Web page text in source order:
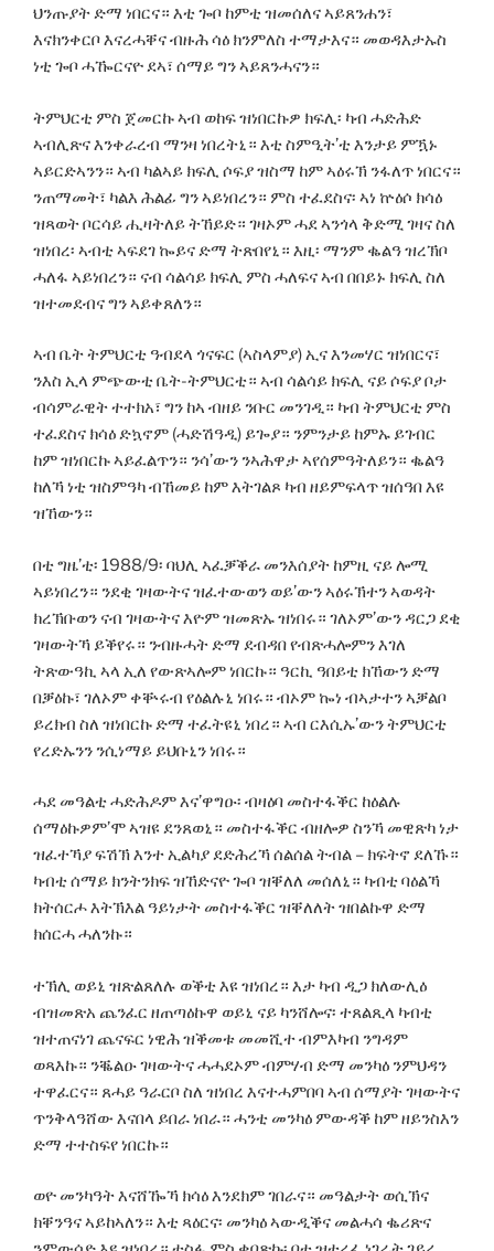
ህንጡያት ድማ ነበርና። እቲ ጐቦ ከምቲ ዝመሰለና ኣይጸንሐን፣
እናክንቀርቦ እናረሓቐና ብዙሕ ሳዕ ክንምለስ ተማታእና። መወዳእታኡስ
ነቲ ጐቦ ሓዀርናዮ ደኣ፣ ሰማይ ግን ኣይጸንሓናን።
ትምህርቲ ምስ ጀመርኩ ኣብ ወከፍ ዝነበርኩዎ ክፍሊ፡ ካብ ሓድሕድ
ኣብሊጽና እንቀራረብ ማንዛ ነበረትኒ። እቲ ስምዒት’ቲ እንታይ ምዃኑ
ኣይርድኣንን። ኣብ ካልኣይ ክፍሊ ሶፍያ ዝስማ ከም ኣዕሩኽ ንፋለጥ ነበርና።
ንጠማመት፣ ካልእ ሕልፊ ግን ኣይነበረን። ምስ ተፈደስና፡ ኣነ ኵዕሶ ክሳዕ
ዝጻወት ቦርሳይ ሒዛትለይ ትኸይድ። ገዛኦም ሓደ ኣንጎላ ቅድሚ ገዛና ስለ
ዝነበረ፡ ኣብቲ ኣፍደገ ኰይና ድማ ትጽበየኒ። እዚ፡ ማንም ቈልዓ ዝረኽቦ
ሓለፋ ኣይነበረን። ናብ ሳልሳይ ክፍሊ ምስ ሓለፍና ኣብ በበይኑ ክፍሊ ስለ
ዝተመደብና ግን ኣይቀጸለን።
ኣብ ቤት ትምህርቲ ዓብደላ ጎናፍር (ኣስላምያ) ኢና እንመሃር ዝነበርና፣
ንእስ ኢላ ምጭውቲ ቤት-ትምህርቲ። ኣብ ሳልሳይ ክፍሊ ናይ ሶፍያ ቦታ
ብሳምራዊት ተተክአ፣ ግን ከኣ ብዘይ ንቡር መንገዲ። ካብ ትምህርቲ ምስ
ተፈደስና ክሳዕ ድኳኖም (ሓድሽዓዲ) ይጐያ። ንምንታይ ከምኡ ይገብር
ከም ዝነበርኩ ኣይፈልጥን። ንሳ’ውን ንኣሕዋታ ኣየሰምዓትለይን። ቈልዓ
ከለኻ ነቲ ዝስምዓካ ብኸመይ ከም እትገልጾ ካብ ዘይምፍላጥ ዝሰዓበ እዩ
ዝኸውን።
በቲ ግዜ’ቲ፡ 1988/9፡ ባህሊ ኣፈቓቕራ መንእሰያት ከምዚ ናይ ሎሚ
ኣይነበረን። ንደቂ ገዛውትና ዝፈተውወን ወይ’ውን ኣዕሩኽተን ኣወዳት
ክረኽቡወን ናብ ገዛውትና እዮም ዝመጽኡ ዝነበሩ። ገለኦም’ውን ዳርጋ ደቂ
ገዛውትኻ ይቕየሩ። ንብዙሓት ድማ ደብዳበ የብጽሓሎምን እገለ
ትጽውዓኪ ኣላ ኢለ የውጽኣሎም ነበርኩ። ዓርኪ ዓበይቲ ክኸውን ድማ
በቓዕኩ፣ ገለኦም ቀቝሩብ የዕልሉኒ ነበሩ። ብኦም ኰነ ብኣታተን ኣቓልቦ
ይረክብ ስለ ዝነበርኩ ድማ ተፈትዩኒ ነበረ። ኣብ ርእሲኡ’ውን ትምህርቲ
የረድኡንን ንሲነማይ ይህቡኒን ነበሩ።
ሓደ መዓልቲ ሓድሕዶም እና’ዋግዑ፡ ብዛዕባ መስተፋቕር ከዕልሉ
ሰማዕኩዎም’ሞ ኣዝዩ ደንጸወኒ። መስተፋቕር ብዘሎዎ ስንኻ መዊጽካ ነታ
ዝፈተኻያ ፍሽኽ እንተ ኢልካያ ደድሕረኻ ሰልሰል ትብል – ክፍትኖ ደለኹ።
ካብቲ ሰማይ ክንትንክፍ ዝኸድናዮ ጐቦ ዝቐለለ መሰለኒ። ካብቲ ባዕልኻ
ክትሰርሖ እትኽእል ዓይነታት መስተፋቕር ዝቐለለት ዝበልኩዋ ድማ
ክሰርሓ ሓለንኩ።
ተኽሊ ወይኒ ዝጽልጸለሉ ወቕቲ እዩ ዝነበረ። እታ ካብ ዲጋ ክለውሊዕ
ብዝመጽአ ጨንፈር ዘጠጣዕኩዋ ወይኒ ናይ ካንሸሎና፡ ተጸልጺላ ካብቲ
ዝተጠናነገ ጨናፍር ነዊሕ ዝቕመቱ መመሺተ ብምእካብ ንግዳም
ወጻእኩ። ንቘልዑ ገዛውትና ሓሓደኦም ብምሃብ ድማ መንካዕ ንምህዳን
ተዋፈርና። ጸሓይ ዓራርቦ ስለ ዝነበረ እናተሓምበባ ኣብ ሰማያት ገዛውትና
ጥንቅላዓሸው እናበላ ይበራ ነበራ። ሓንቲ መንካዕ ምውዳቕ ከም ዘይንስእን
ድማ ተተስፍየ ነበርኩ።
ወዮ መንካዓት እናሸዀኻ ክሳዕ እንደክም ገበራና። መዓልታት ወሲኽና
ክቐንዓና ኣይከኣለን። እቲ ጻዕርና፡ መንካዕ ኣውዲቕና መልሓሳ ቈሪጽና